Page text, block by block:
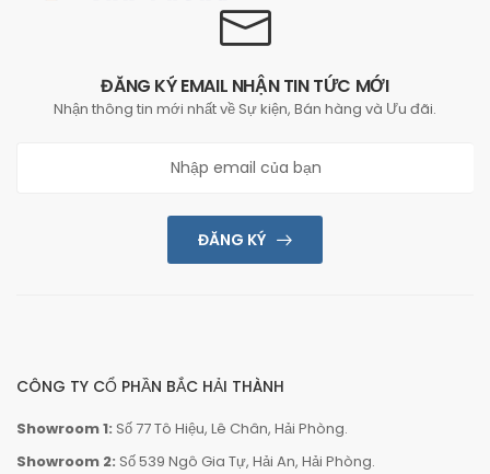
ĐĂNG KÝ EMAIL NHẬN TIN TỨC MỚI
Nhận thông tin mới nhất về Sự kiện, Bán hàng và Ưu đãi.
ĐĂNG KÝ
CÔNG TY CỔ PHẦN BẮC HẢI THÀNH
Showroom 1: Số 77 Tô Hiệu, Lê Chân, Hải Phòng.
Showroom 2: Số 539 Ngô Gia Tự, Hải An, Hải Phòng.